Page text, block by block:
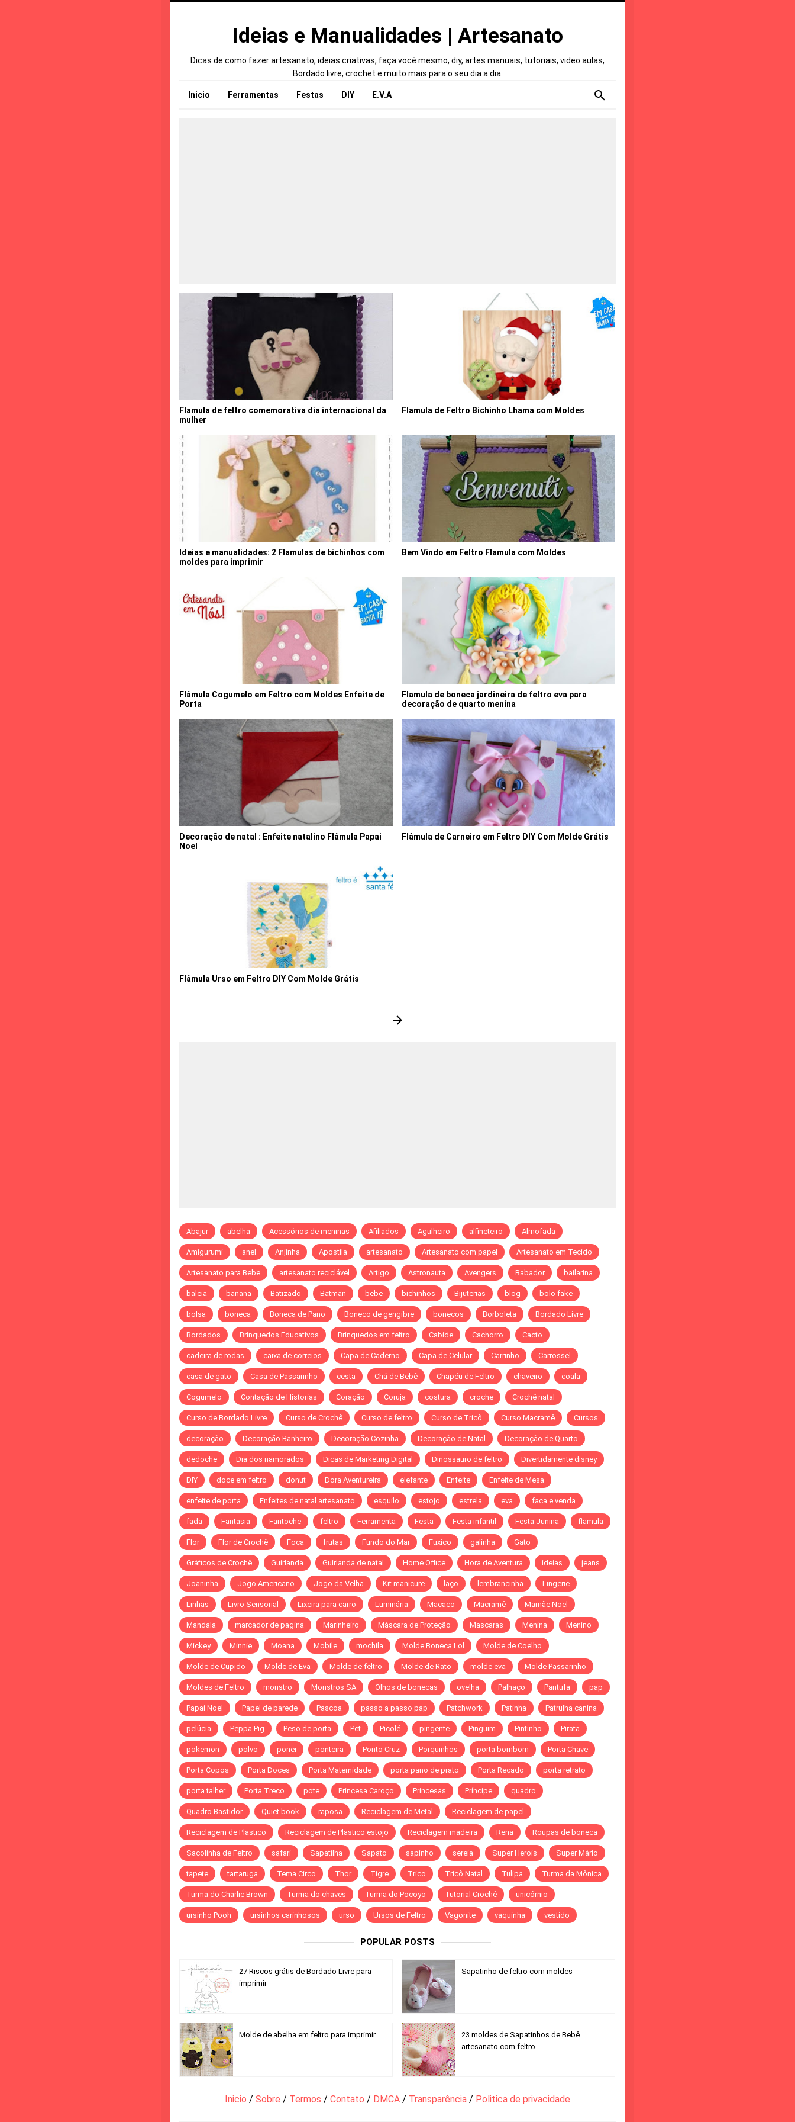
Ideias e Manualidades | Artesanato
Dicas de como fazer artesanato, ideias criativas, faça você mesmo, diy, artes manuais, tutoriais, video aulas,
Bordado livre, crochet e muito mais para o seu dia a dia.
Inicio Ferramentas Festas DIY E.V.A
Flamula de feltro comemorativa dia internacional da
mulher
Flamula de Feltro Bichinho Lhama com Moldes
Ideias e manualidades: 2 Flamulas de bichinhos com
moldes para imprimir
Bem Vindo em Feltro Flamula com Moldes
Flâmula Cogumelo em Feltro com Moldes Enfeite de
Porta
Flamula de boneca jardineira de feltro eva para
decoração de quarto menina
Decoração de natal : Enfeite natalino Flâmula Papai
Noel
Flâmula de Carneiro em Feltro DIY Com Molde Grátis
Flâmula Urso em Feltro DIY Com Molde Grátis
Abajur abelha Acessórios de meninas Afiliados Agulheiro alfineteiro Almofada
Amigurumi anel Anjinha Apostila artesanato Artesanato com papel Artesanato em Tecido
Artesanato para Bebe artesanato reciclável Artigo Astronauta Avengers Babador bailarina
baleia banana Batizado Batman bebe bichinhos Bijuterias blog bolo fake
bolsa boneca Boneca de Pano Boneco de gengibre bonecos Borboleta Bordado Livre
Bordados Brinquedos Educativos Brinquedos em feltro Cabide Cachorro Cacto
cadeira de rodas caixa de correios Capa de Caderno Capa de Celular Carrinho Carrossel
casa de gato Casa de Passarinho cesta Chá de Bebê Chapéu de Feltro chaveiro coala
Cogumelo Contação de Historias Coração Coruja costura croche Crochê natal
Curso de Bordado Livre Curso de Crochê Curso de feltro Curso de Tricô Curso Macramê Cursos
decoração Decoração Banheiro Decoração Cozinha Decoração de Natal Decoração de Quarto
dedoche Dia dos namorados Dicas de Marketing Digital Dinossauro de feltro Divertidamente disney
DIY doce em feltro donut Dora Aventureira elefante Enfeite Enfeite de Mesa
enfeite de porta Enfeites de natal artesanato esquilo estojo estrela eva faca e venda
fada Fantasia Fantoche feltro Ferramenta Festa Festa infantil Festa Junina flamula
Flor Flor de Crochê Foca frutas Fundo do Mar Fuxico galinha Gato
Gráficos de Crochê Guirlanda Guirlanda de natal Home Office Hora de Aventura ideias jeans
Joaninha Jogo Americano Jogo da Velha Kit manicure laço lembrancinha Lingerie
Linhas Livro Sensorial Lixeira para carro Luminária Macaco Macramê Mamãe Noel
Mandala marcador de pagina Marinheiro Máscara de Proteção Mascaras Menina Menino
Mickey Minnie Moana Mobile mochila Molde Boneca Lol Molde de Coelho
Molde de Cupido Molde de Eva Molde de feltro Molde de Rato molde eva Molde Passarinho
Moldes de Feltro monstro Monstros SA Olhos de bonecas ovelha Palhaço Pantufa pap
Papai Noel Papel de parede Pascoa passo a passo pap Patchwork Patinha Patrulha canina
pelúcia Peppa Pig Peso de porta Pet Picolé pingente Pinguim Pintinho Pirata
pokemon polvo ponei ponteira Ponto Cruz Porquinhos porta bombom Porta Chave
Porta Copos Porta Doces Porta Maternidade porta pano de prato Porta Recado porta retrato
porta talher Porta Treco pote Princesa Caroço Princesas Príncipe quadro
Quadro Bastidor Quiet book raposa Reciclagem de Metal Reciclagem de papel
Reciclagem de Plastico Reciclagem de Plastico estojo Reciclagem madeira Rena Roupas de boneca
Sacolinha de Feltro safari Sapatilha Sapato sapinho sereia Super Herois Super Mário
tapete tartaruga Tema Circo Thor Tigre Trico Tricô Natal Tulipa Turma da Mônica
Turma do Charlie Brown Turma do chaves Turma do Pocoyo Tutorial Crochê unicórnio
ursinho Pooh ursinhos carinhosos urso Ursos de Feltro Vagonite vaquinha vestido
POPULAR POSTS
27 Riscos grátis de Bordado Livre para
imprimir
Sapatinho de feltro com moldes
Molde de abelha em feltro para imprimir
23 moldes de Sapatinhos de Bebê
artesanato com feltro
Inicio / Sobre / Termos / Contato / DMCA / Transparência / Politica de privacidade